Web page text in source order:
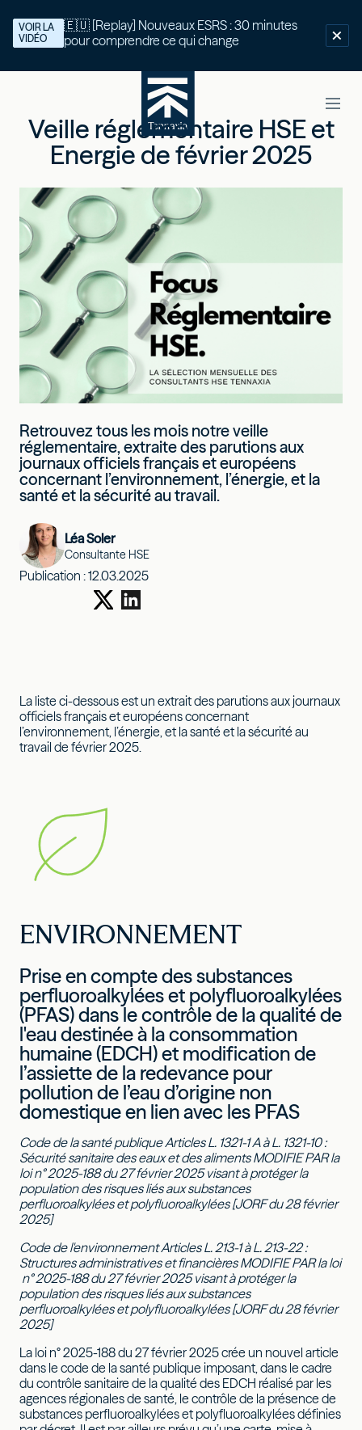
🇪🇺 [Replay] Nouveaux ESRS : 30 minutes
pour comprendre ce qui change
VOIR LA
VIDÉO
Veille réglementaire HSE et
Energie de février 2025
Retrouvez tous les mois notre veille
réglementaire, extraite des parutions aux
journaux officiels français et européens
concernant l’environnement, l’énergie, et la
santé et la sécurité au travail.
Léa Soler
Consultante HSE
Publication :12.03.2025
La liste ci-dessous est un extrait des parutions aux journaux
officiels français et européens concernant
l’environnement, l’énergie, et la santé et la sécurité au
travail de février 2025.
ENVIRONNEMENT
Prise en compte des substances
perfluoroalkylées et polyfluoroalkylées
(PFAS) dans le contrôle de la qualité de
l'eau destinée à la consommation
humaine (EDCH) et modification de
l’assiette de la redevance pour
pollution de l’eau d’origine non
domestique en lien avec les PFAS
Code de la santé publique Articles L. 1321-1 A à L. 1321-10 :
Sécurité sanitaire des eaux et des aliments MODIFIE PAR la
loi n° 2025-188 du 27 février 2025 visant à protéger la
population des risques liés aux substances
perfluoroalkylées et polyfluoroalkylées [JORF du 28 février
2025]
Code de l'environnement Articles L. 213-1 à L. 213-22 :
Structures administratives et financières MODIFIE PAR la loi
n° 2025-188 du 27 février 2025 visant à protéger la
population des risques liés aux substances
perfluoroalkylées et polyfluoroalkylées [JORF du 28 février
2025]
La loi n° 2025-188 du 27 février 2025 crée un nouvel article
dans le code de la santé publique imposant, dans le cadre
du contrôle sanitaire de la qualité des EDCH réalisé par les
agences régionales de santé, le contrôle de la présence de
substances perfluoroalkylées et polyfluoroalkylées définies